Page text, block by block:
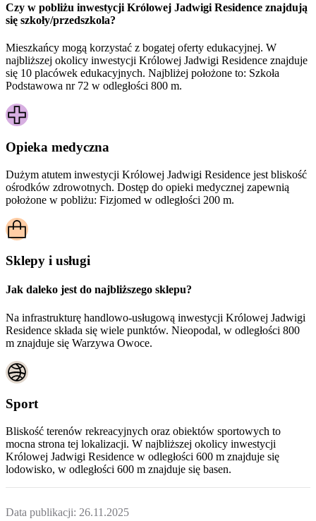
Czy w pobliżu inwestycji Królowej Jadwigi Residence znajdują
się szkoły/przedszkola?
Mieszkańcy mogą korzystać z bogatej oferty edukacyjnej. W
najbliższej okolicy inwestycji Królowej Jadwigi Residence znajduje
się 10 placówek edukacyjnych. Najbliżej położone to: Szkoła
Podstawowa nr 72 w odległości 800 m.
Opieka medyczna
Dużym atutem inwestycji Królowej Jadwigi Residence jest bliskość
ośrodków zdrowotnych. Dostęp do opieki medycznej zapewnią
położone w pobliżu: Fizjomed w odległości 200 m.
Sklepy i usługi
Jak daleko jest do najbliższego sklepu?
Na infrastrukturę handlowo-usługową inwestycji Królowej Jadwigi
Residence składa się wiele punktów. Nieopodal, w odległości 800
m znajduje się Warzywa Owoce.
Sport
Bliskość terenów rekreacyjnych oraz obiektów sportowych to
mocna strona tej lokalizacji. W najbliższej okolicy inwestycji
Królowej Jadwigi Residence w odległości 600 m znajduje się
lodowisko, w odległości 600 m znajduje się basen.
Data publikacji: 26.11.2025